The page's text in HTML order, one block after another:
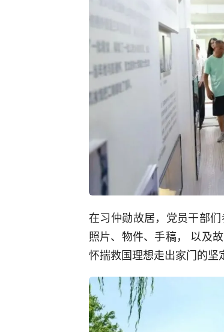
在习仲勋故居，党员干部
照片、物件、手稿， 以及
怀揣救国理想走出家门的坚